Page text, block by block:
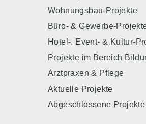
Wohnungsbau-Projekte
Büro- & Gewerbe-
Hotel-, Event- & Kultur-
Projekte im Bereich
Arztpraxen & Pflege
Aktuelle Projekte
Abgeschlossene Projekte